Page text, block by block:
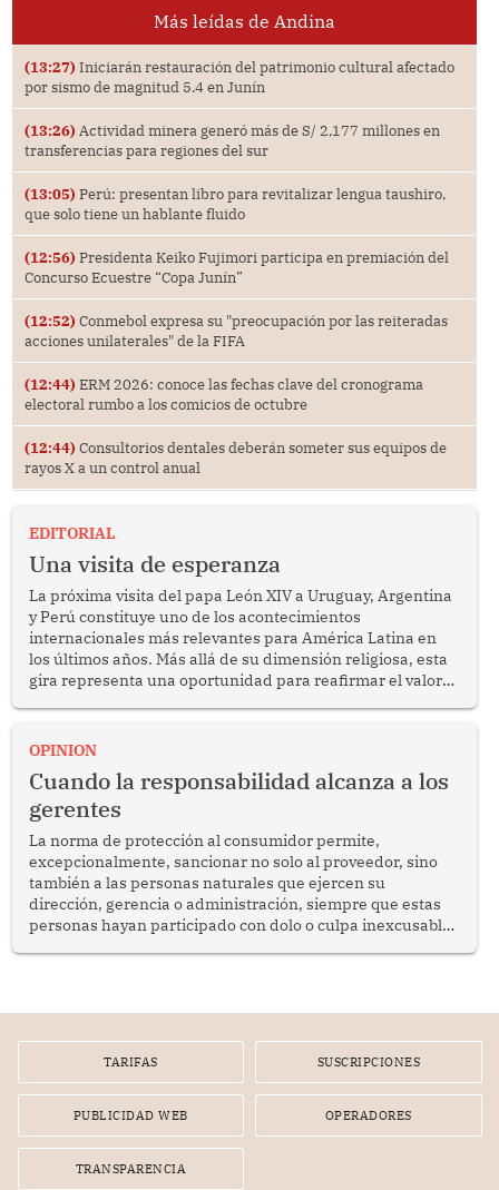
Más leídas de Andina
(13:27) Iniciarán restauración del patrimonio cultural afectado
por sismo de magnitud 5.4 en Junín
(13:26) Actividad minera generó más de S/ 2,177 millones en
transferencias para regiones del sur
(13:05) Perú: presentan libro para revitalizar lengua taushiro,
que solo tiene un hablante fluido
(12:56) Presidenta Keiko Fujimori participa en premiación del
Concurso Ecuestre “Copa Junín”
(12:52) Conmebol expresa su "preocupación por las reiteradas
acciones unilaterales" de la FIFA
(12:44) ERM 2026: conoce las fechas clave del cronograma
electoral rumbo a los comicios de octubre
(12:44) Consultorios dentales deberán someter sus equipos de
rayos X a un control anual
EDITORIAL
Una visita de esperanza
La próxima visita del papa León XIV a Uruguay, Argentina
y Perú constituye uno de los acontecimientos
internacionales más relevantes para América Latina en
los últimos años. Más allá de su dimensión religiosa, esta
gira representa una oportunidad para reafirmar el valor
enfrenta desafíos en materia de desarrollo, cohesión
OPINION
Cuando la responsabilidad alcanza a los
gerentes
La norma de protección al consumidor permite,
excepcionalmente, sancionar no solo al proveedor, sino
también a las personas naturales que ejercen su
dirección, gerencia o administración, siempre que estas
personas hayan participado con dolo o culpa inexcusable
por la frustrada realización de un meet and greet con
TARIFAS SUSCRIPCIONES
PUBLICIDAD WEB OPERADORES
TRANSPARENCIA